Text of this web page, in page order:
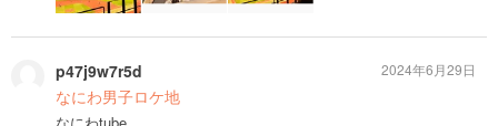
p47j9w7r5d
なにわ男子ロケ地
2024年6月29日